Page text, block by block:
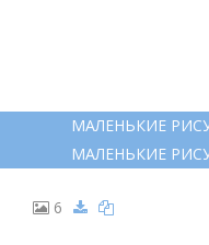
МАЛЕНЬКИЕ
МАЛЕНЬКИЕ
6